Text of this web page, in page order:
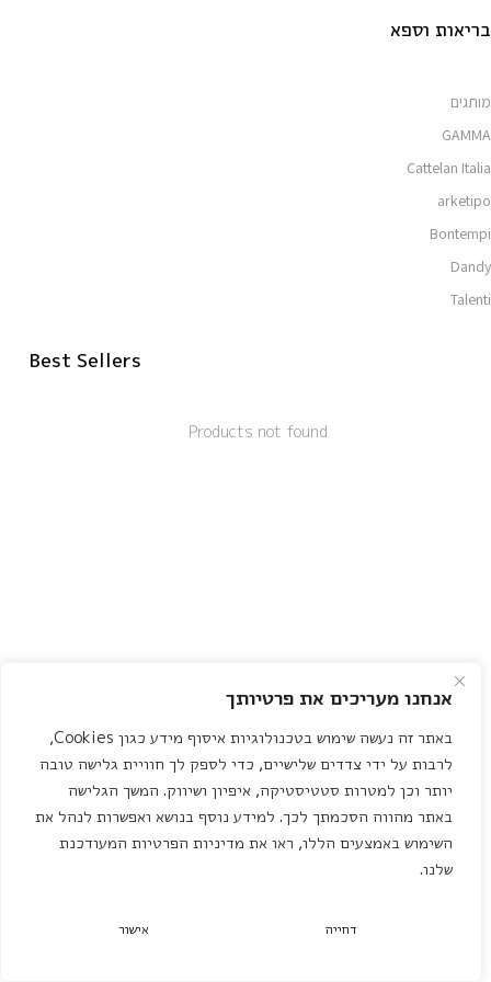
אנחנו מעריכים את פרטיותך
באתר זה נעשה שימוש בטכנולוגיות איסוף מידע כגון Cookies,
לרבות על ידי צדדים שלישיים, כדי לספק לך חוויית גלישה טובה
יותר וכן למטרות סטטיסטיקה, איפיון ושיווק. המשך הגלישה
באתר מהווה הסכמתך לכך. למידע נוסף בנושא ואפשרות לנהל את
השימוש באמצעים הללו, ראו את מדיניות הפרטיות המעודכנת
שלנו.
דחייה אישור
בריאות וספא
מותגים
GAMMA
Cattelan Italia
arketipo
Bontempi
Dandy
Talenti
Best Sellers
Products not found